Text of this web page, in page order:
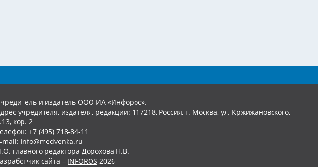
и издатель ООО ИА «Инфорос».
учредителя, издателя, редакции: 117218, Россия, г. Москва, ул. Кржижановского,
кор. 2
+7 (495) 718-84-11
mail: info@medvenka.ru
главного редактора Дорохова Н.В.
сайта – INFOROS 2026